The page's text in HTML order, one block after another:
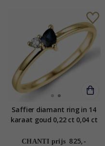
Saffier diamant ring in 14
karaat goud 0,22 ct 0,04 ct
CHANTI prijs 825,-